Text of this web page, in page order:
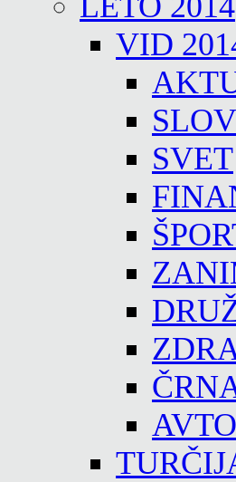
VID
SVET
AVTO